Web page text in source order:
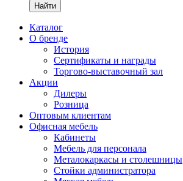
Найти
Каталог
О бренде
История
Сертификаты и награды
Торгово-выставочный зал
Акции
Дилеры
Розница
Оптовым клиентам
Офисная мебель
Кабинеты
Мебель для персонала
Металокаркасы и столешницы
Стойки администратора